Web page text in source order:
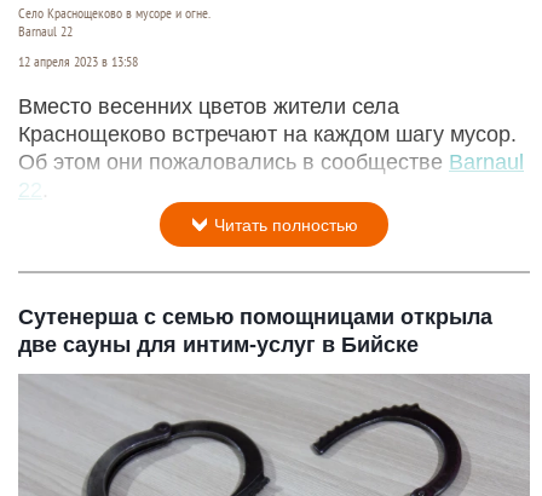
Село Краснощеково в мусоре и огне.
Barnaul 22
12 апреля 2023 в 13:58
Вместо весенних цветов жители села
Краснощеково встречают на каждом шагу мусор.
Об этом они пожаловались в сообществе Barnaul
22
Читать полностью
Сутенерша с семью помощницами открыла
две сауны для интим-услуг в Бийске